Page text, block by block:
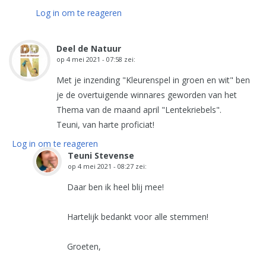
Log in om te reageren
Deel de Natuur
op 4 mei 2021 - 07:58 zei:
Met je inzending "Kleurenspel in groen en wit" ben
je de overtuigende winnares geworden van het
Thema van de maand april "Lentekriebels".
Teuni, van harte proficiat!
Log in om te reageren
Teuni Stevense
op 4 mei 2021 - 08:27 zei:
Daar ben ik heel blij mee!
Hartelijk bedankt voor alle stemmen!
Groeten,